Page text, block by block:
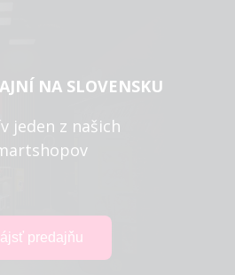
NA SLOVENSKU
jeden z našich